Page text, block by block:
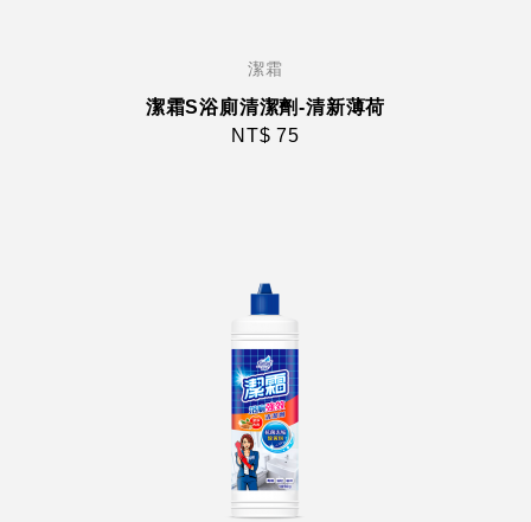
潔霜
潔霜S浴廁清潔劑-清新薄荷
NT$ 75